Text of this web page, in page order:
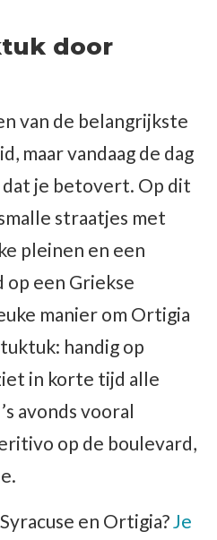
door
van de belangrijkste
maar vandaag de dag
je betovert. Op dit
straatjes met
pleinen en een
op een Griekse
manier om Ortigia
handig op
in korte tijd alle
avonds vooral
op de boulevard,
en Ortigia? Je